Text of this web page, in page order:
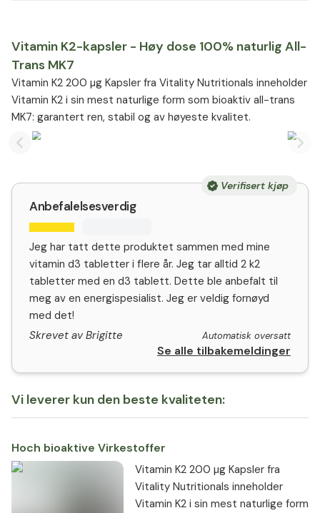
Vitamin K2-kapsler - Høy dose 100% naturlig All-
Trans MK7
Vitamin K2 200 µg Kapsler fra Vitality Nutritionals inneholder
Vitamin K2 i sin mest naturlige form som bioaktiv all-trans
MK7: garantert ren, stabil og av høyeste kvalitet.
Previous slide
Verifisert kjøp
Anbefalelsesverdig
Jeg har tatt dette produktet sammen med mine
vitamin d3 tabletter i flere år. Jeg tar alltid 2 k2
tabletter med en d3 tablett. Dette ble anbefalt til
meg av en energispesialist. Jeg er veldig fornøyd
med det!
Skrevet av Brigitte
Automatisk oversatt
Se alle tilbakemeldinger
Vi leverer kun den beste kvaliteten:
Hoch bioaktive Virkestoffer
Vitamin K2 200 µg Kapsler fra
Vitality Nutritionals inneholder
Vitamin K2 i sin mest naturlige form